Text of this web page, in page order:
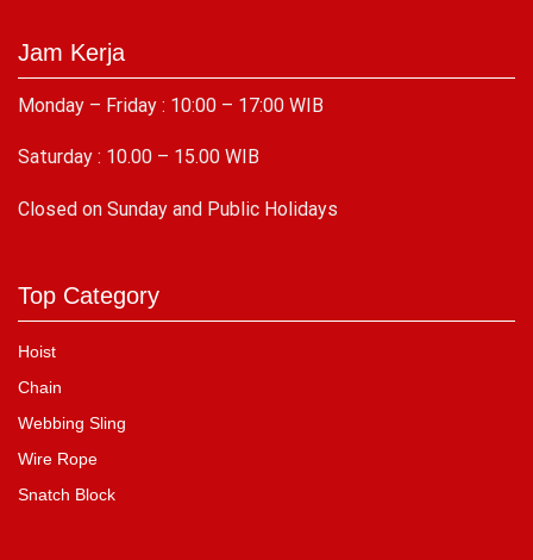
Jam Kerja
Monday – Friday : 10:00 – 17:00 WIB
Saturday : 10.00 – 15.00 WIB
Closed on Sunday and Public Holidays
Top Category
Hoist
Chain
Webbing Sling
Wire Rope
Snatch Block